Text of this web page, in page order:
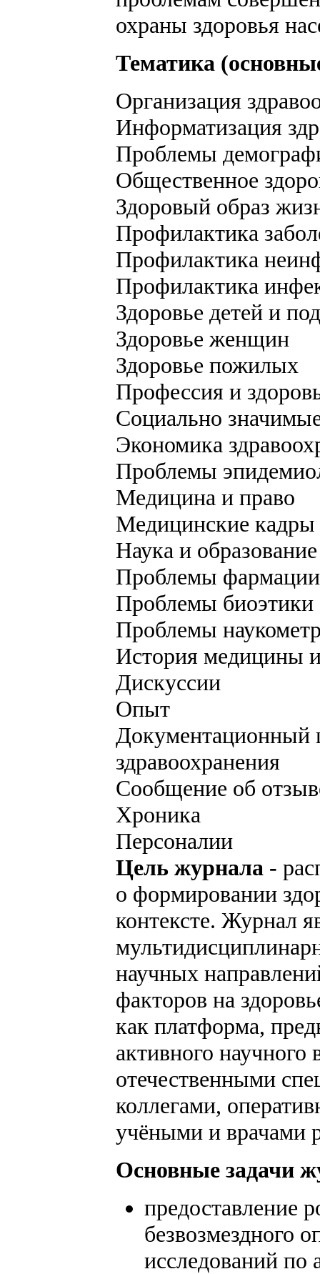
охраны здоровья
Тематика
Организация
Информатизация
Проблемы
Общественное
Здоровый образ
Профилактика
Профилактика
Профилактика
Здоровье детей и
Здоровье женщин
Здоровье пожилых
Профессия и
Социально
Экономика
Проблемы
Медицина и право
Медицинские кадры
Наука и образование
Проблемы фармации
Проблемы биоэтики
Проблемы
История медицины
Дискуссии
Опыт
Документационный
здравоохранения
Сообщение об
Хроника
Персоналии
Цель журнала -
о формировании
контексте. Журнал
научных
факторов на
как платформа,
активного
отечественными
коллегами,
учёными и врачами
Основные задачи
предоставление
безвозмездного
исследований по